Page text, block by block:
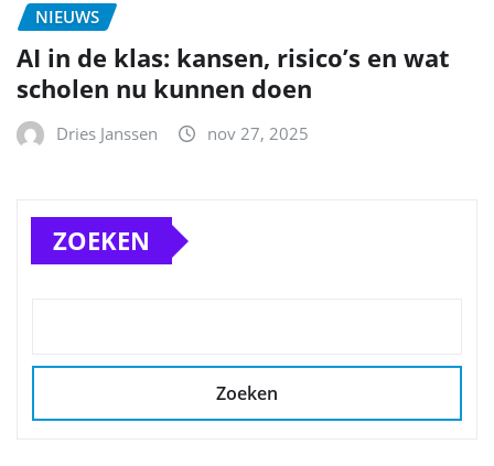
NIEUWS
AI in de klas: kansen, risico’s en wat
scholen nu kunnen doen
Dries Janssen nov 27, 2025
ZOEKEN
Zoeken